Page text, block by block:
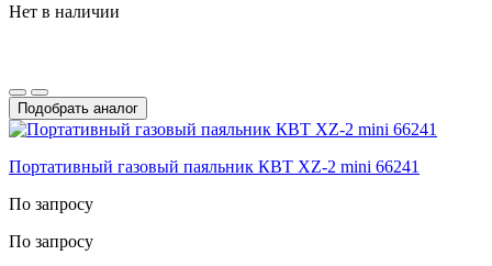
Нет в наличии
Подобрать аналог
Портативный газовый паяльник КВТ ХZ-2 mini 66241
По запросу
По запросу